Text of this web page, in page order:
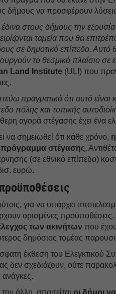
δήμους να προσφέρουν
στους δήμους την
ταμεία που θα
σε δημοτικό επίπεδο.
το θεσμικό πλαίσιο σε
Land Institute (ULI) που
πραγματικά ότι αυτό είναι
πόλης και τοπικής
αγορά στέγασης έχει ένα
να σημειωθεί ότι κάθε χρόνο,
στέγασης.
(σε εθνικό επίπεδο)
ευρώ.
για να υπάρχει
ορισμένες προϋποθέσεις.
των ακινήτων που
δημόσιος τομέας
έκθεση του Ελεγκτικού
δεν σχεδιάζουν, ούτε
ανάγκες.
άλλη, απαιτείταιοι δήμοι